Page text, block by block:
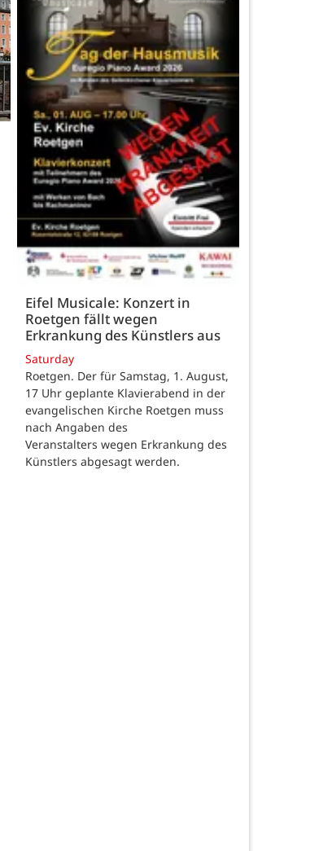
Eifel Musicale: Konzert in
Roetgen fällt wegen
Erkrankung des Künstlers aus
Saturday
Roetgen. Der für Samstag, 1. August,
17 Uhr geplante Klavierabend in der
evangelischen Kirche Roetgen muss
nach Angaben des
Veranstalters wegen Erkrankung des
Künstlers abgesagt werden.